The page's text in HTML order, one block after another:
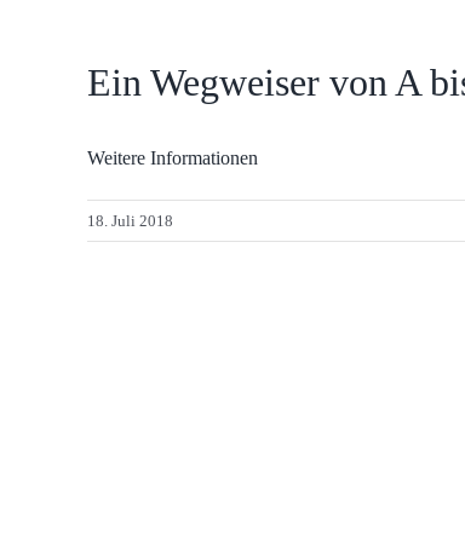
Ein Wegweiser von A
Weitere Informationen
18. Juli 2018